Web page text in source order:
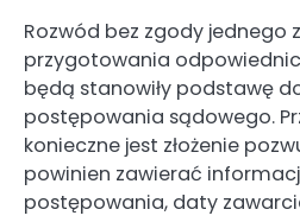
Rozwód bez zgody jednego
przygotowania
będą stanowiły podstawę
postępowania sądowego.
konieczne jest złożenie
powinien zawierać
postępowania, daty